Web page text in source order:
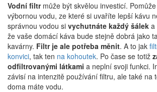
Vodní filtrmůže být skvělou investicí.
výbornou vodu, ze které si uvaříte lepší kávu
správnou vodou si vychutnáte každý šálek a
že vaše domácí káva bude stejně dobrá jako
kavárny. Filtr je ale potřeba měnit. A to jak
konvici, tak ten na kohoutek. Po čase se totiž
odfiltrovanými látkami a neplní svoji funkci.
závisí na intenzitě používání filtru, ale také na
doma máte vodu.